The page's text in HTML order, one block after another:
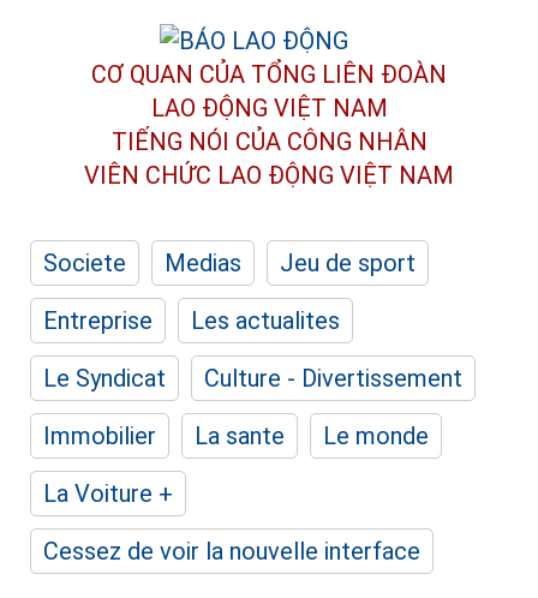
CƠ QUAN CỦA TỔNG LIÊN ĐOÀN
LAO ĐỘNG VIỆT NAM
TIẾNG NÓI CỦA CÔNG NHÂN
VIÊN CHỨC LAO ĐỘNG VIỆT NAM
Societe Medias
Jeu de sport
Entreprise
Les actualites
Le Syndicat
Culture - Divertissement
Immobilier
La sante
Le monde
La Voiture +
Cessez de voir la nouvelle interface